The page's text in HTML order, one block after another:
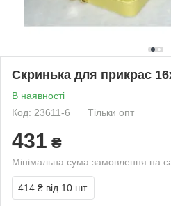
Скринька для прикрас
В наявності
Код: 23611-6
Тільки опт
431 ₴
Мінімальна сума замовлення на
414 ₴ від 10 шт.